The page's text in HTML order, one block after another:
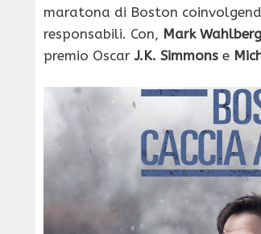
maratona di Boston
responsabili. Con, Mark
premio Oscar J.K. Simmons e